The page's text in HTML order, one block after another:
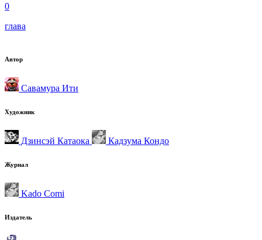
0
глава
Автор
Савамура Ити
Художник
Дзинсэй Катаока Кадзума Кондо
Журнал
Kado Comi
Издатель